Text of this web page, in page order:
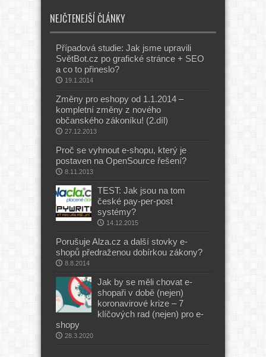
NEJČTENEJŠÍ ČLÁNKY
Případová studie: Jak jsme upravili
SvětBot.cz po grafické stránce + SEO
a co to přineslo?
19.1.2014
Změny pro eshopy od 1.1.2014 –
kompletní změny z nového
občanského zákoníku! (2.díl)
27.12.2013
Proč se vyhnout e-shopu, který je
postaven na OpenSource řešení?
8.11.2013
TEST: Jak jsou na tom
české pay-per-post
systémy?
14.12.2015
Porušuje Alza.cz a další stovky e-
shopů předraženou dobírkou zákony?
8.8.2014
Jak by se měli chovat e-
shopaři v době (nejen)
koronavirové krize – 7
klíčových rad (nejen) pro e-
shopy
28.3.2020